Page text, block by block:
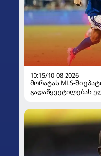
10:15/10-08-2026
მორატას MLS-ში
გადაწყვეტილებას